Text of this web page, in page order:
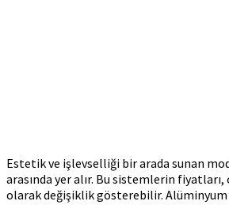
Estetik ve işlevselliği bir arada sunan
arasında yer alır. Bu sistemlerin
olarak değişiklik gösterebilir.